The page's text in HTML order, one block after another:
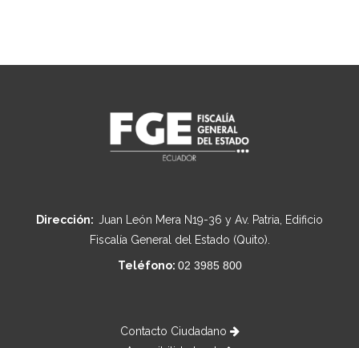
Dirección: Juan León Mera N19-36 y Av. Patria, Edificio
Fiscalía General del Estado (Quito).
Teléfono: 02 3985 800
Contacto Ciudadano